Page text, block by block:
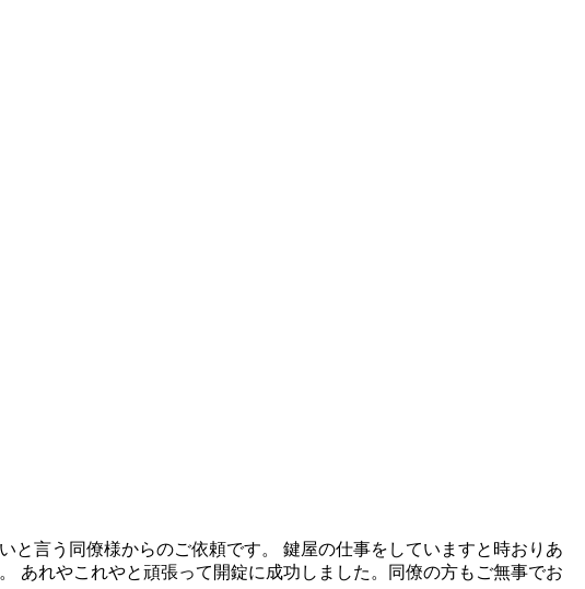
言う同僚様からのご依頼です。 鍵屋の仕事をしていますと時おりあ
あれやこれやと頑張って開錠に成功しました。同僚の方もご無事でお